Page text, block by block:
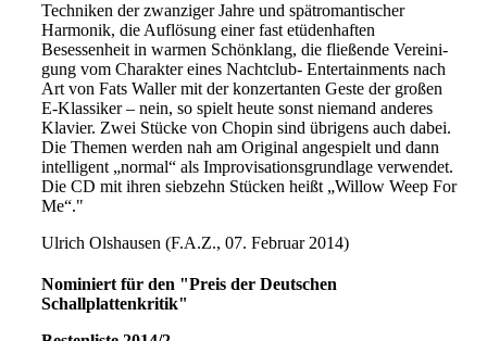
Techniken der zwanziger Jahre und spätromantischer
Harmonik, die Auflösung einer fast etüdenhaften
Besessenheit in warmen Schönklang, die fließende Vereini-
gung vom Charakter eines Nachtclub- Entertainments nach
Art von Fats Waller mit der konzertanten Geste der großen
E-Klassiker – nein, so spielt heute sonst niemand anderes
Klavier. Zwei Stücke von Chopin sind übrigens auch dabei.
Die Themen werden nah am Original angespielt und dann
intelligent „normal“ als Improvisationsgrundlage verwendet.
Die CD mit ihren siebzehn Stücken heißt „Willow Weep For
Me“."
Ulrich Olshausen (F.A.Z., 07. Februar 2014)
Nominiert für den "Preis der Deutschen
Schallplattenkritik"